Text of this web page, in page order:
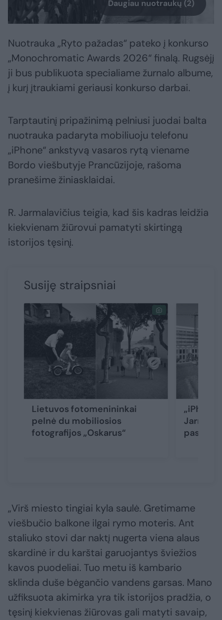
Daugiau nuotraukų (2)
Nuotrauka „Ryto pažadas“ pateko į konkurso
„Monochromatic Awards 2026“ finalą. Rugsėjį
ji bus publikuota specialiame žurnalo albume,
į kurį įtraukiami geriausi konkurso darbai.
Tarptautinį pripažinimą pelniusi juodai balta
nuotrauka padaryta mobiliuoju telefonu
„iPhone“ ankstyvą vasaros rytą viename
Bordo viešbutyje Prancūzijoje, rašoma
pranešime žiniasklaidai.
R. Jarmalavičius teigia, kad šis kadras leidžia
kiekvienam žiūrovui pamatyti skirtingą
istorijos tęsinį.
Susiję straipsniai
Lietuvos fotomenininkai
pelnė du mobiliosios
fotografijos „Oskarus“
„Virš miesto tingiai kyla saulė. Gretimame
viešbučio balkone ilgai rymo moteris. Ant
staliuko stovi dar naktį nugerta viena alaus
skardinė ir du karštai garuojantys šviežios
kavos puodeliai. Tuo metu iš kambario
sklinda duše bėgančio vandens garsas. Mano
užfiksuota akimirka yra tik istorijos pradžia, o
tęsinį kiekvienas žiūrovas gali matyti savaip,